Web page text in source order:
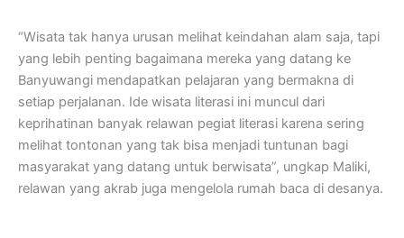
“Wisata tak hanya urusan melihat keindahan alam saja, tapi
yang lebih penting bagaimana mereka yang datang ke
Banyuwangi mendapatkan pelajaran yang bermakna di
setiap perjalanan. Ide wisata literasi ini muncul dari
keprihatinan banyak relawan pegiat literasi karena sering
melihat tontonan yang tak bisa menjadi tuntunan bagi
masyarakat yang datang untuk berwisata”, ungkap Maliki,
relawan yang akrab juga mengelola rumah baca di desanya.